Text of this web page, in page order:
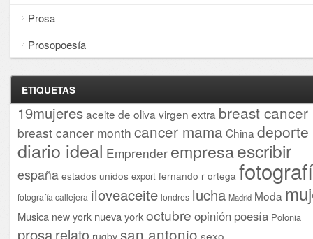
Prosa
Prosopoesía
ETIQUETAS
19mujeresaceite de oliva virgen extra breast cancer
breast cancer month cancer mama China deporte
diario ideal Emprender empresaescribir
españa estados unidos export fernando r ortega
fotografía callejera iloveaceite londres lucha Madrid Moda
Musica new york nueva yorkoctubre opinión poesía Polonia
prosarelato san antonio sexo